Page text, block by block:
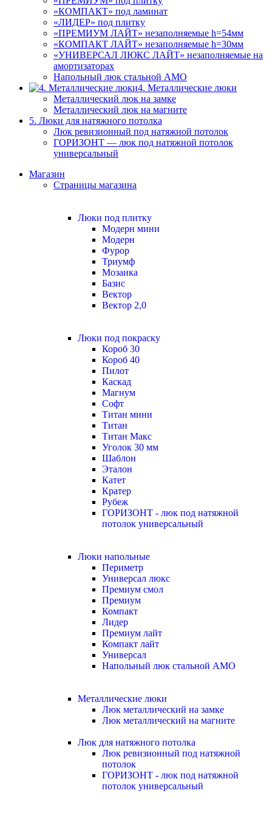
«КОМПАКТ» под ламинат
«ЛИДЕР» под плитку
«ПРЕМИУМ ЛАЙТ» незаполняемые h=54мм
«КОМПАКТ ЛАЙТ» незаполняемые h=30мм
«УНИВЕРСАЛ ЛЮКС ЛАЙТ» незаполняемые на
амортизаторах
Напольный люк стальной АМО
4. Металлические люки
Металлический люк на замке
Металлический люк на магните
5. Люки для натяжного потолка
Люк ревизионный под натяжной потолок
ГОРИЗОНТ — люк под натяжной потолок
универсальный
Магазин
Страницы магазина
Люки под плитку
Модерн мини
Модерн
Фурор
Триумф
Мозаика
Базис
Вектор
Вектор 2,0
Люки под покраску
Короб 30
Короб 40
Пилот
Каскад
Магнум
Софт
Титан мини
Титан
Титан Макс
Уголок 30 мм
Шаблон
Эталон
Катет
Кратер
Рубеж
ГОРИЗОНТ - люк под натяжной
потолок универсальный
Люки напольные
Периметр
Универсал люкс
Премиум смол
Премиум
Компакт
Лидер
Премиум лайт
Компакт лайт
Универсал
Напольный люк стальной АМО
Металлические люки
Люк металлический на замке
Люк металлический на магните
Люк для натяжного потолка
Люк ревизионный под натяжной
потолок
ГОРИЗОНТ - люк под натяжной
потолок универсальный